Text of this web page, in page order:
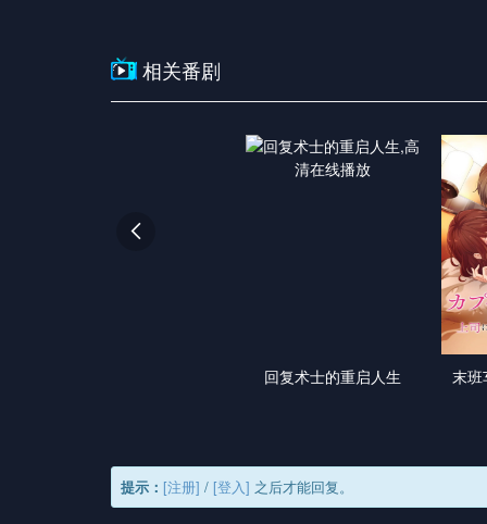
相关番剧
回复术士的重启人生 末班

提示： [注册] / [登入] 之后才能回复。